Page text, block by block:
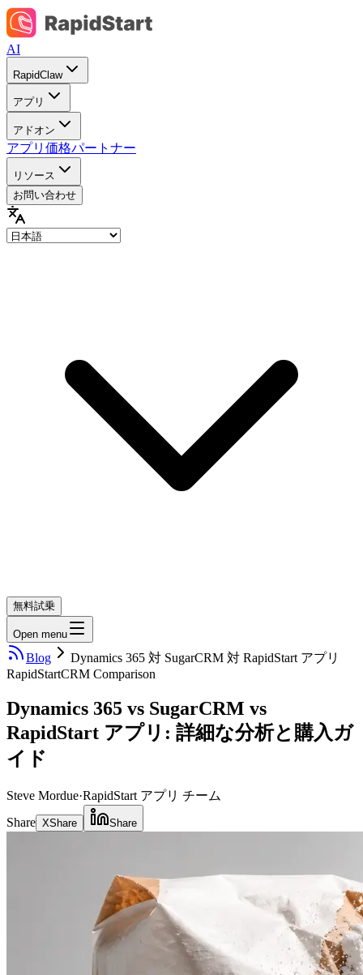
AI
RapidClaw
アプリ
アドオン
アプリ価格パートナー
リソース
お問い合わせ
無料試乗
Open menu
Blog
Dynamics 365 対 SugarCRM 対 RapidStart アプリ
RapidStartCRM Comparison
Dynamics 365 vs SugarCRM vs
RapidStart アプリ: 詳細な分析と購入ガ
イド
Steve Mordue·RapidStart アプリ チーム
Share XShare Share